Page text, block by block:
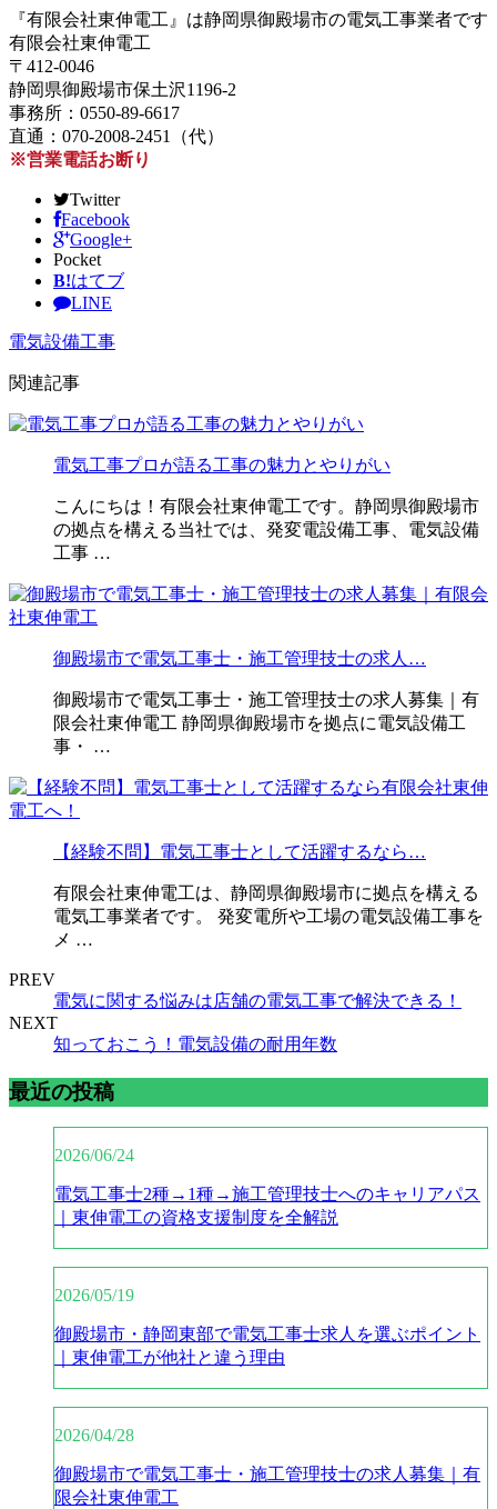
『有限会社東伸電工』は静岡県御殿場市の電気工事業者です
有限会社東伸電工
〒412-0046
静岡県御殿場市保土沢1196-2
事務所：0550-89-6617
直通：070-2008-2451（代）
※営業電話お断り
Twitter
Facebook
Google+
Pocket
B!はてブ
LINE
電気設備工事
関連記事
電気工事プロが語る工事の魅力とやりがい
こんにちは！有限会社東伸電工です。静岡県御殿場市
の拠点を構える当社では、発変電設備工事、電気設備
工事 …
御殿場市で電気工事士・施工管理技士の求人…
御殿場市で電気工事士・施工管理技士の求人募集｜有
限会社東伸電工 静岡県御殿場市を拠点に電気設備工
事・ …
【経験不問】電気工事士として活躍するなら…
有限会社東伸電工は、静岡県御殿場市に拠点を構える
電気工事業者です。 発変電所や工場の電気設備工事を
メ …
PREV
電気に関する悩みは店舗の電気工事で解決できる！
NEXT
知っておこう！電気設備の耐用年数
最近の投稿
2026/06/24
電気工事士2種→1種→施工管理技士へのキャリアパス
｜東伸電工の資格支援制度を全解説
2026/05/19
御殿場市・静岡東部で電気工事士求人を選ぶポイント
｜東伸電工が他社と違う理由
2026/04/28
御殿場市で電気工事士・施工管理技士の求人募集｜有
限会社東伸電工